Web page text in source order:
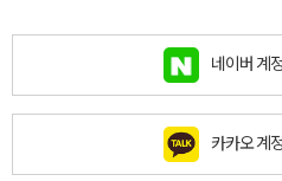
네이버 계
카카오 계